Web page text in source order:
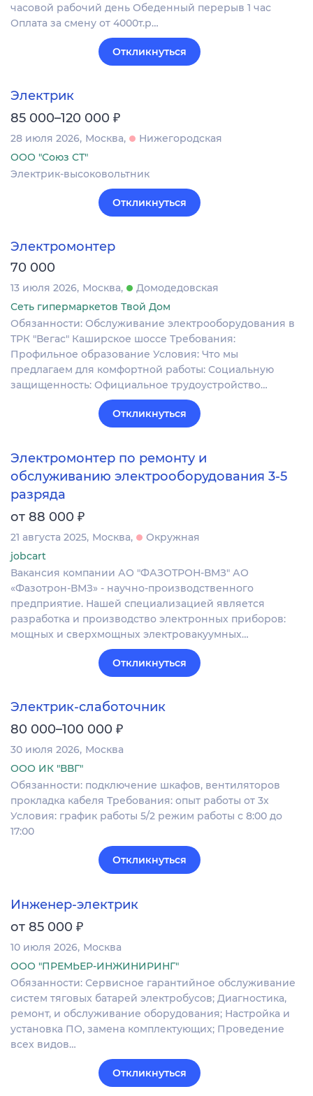
часовой рабочий день Обеденный перерыв 1 час
Оплата за смену от 4000т.р…
Откликнуться
Электрик
85 000–120 000 ₽
28 июля 2026 Москва
Нижегородская
ООО "Союз СТ"
Электрик-высоковольтник
Откликнуться
Электромонтер
70 000
13 июля 2026 Москва
Домодедовская
Сеть гипермаркетов Твой Дом
Обязанности: Обслуживание электрооборудования в
ТРК "Вегас" Каширское шоссе Требования:
Профильное образование Условия: Что мы
предлагаем для комфортной работы: Социальную
защищенность: Официальное трудоустройство…
Откликнуться
Электромонтер по ремонту и
обслуживанию электрооборудования 3-5
разряда
от 88 000 ₽
21 августа 2025 Москва
Окружная
jobcart
Вакансия компании АО "ФАЗОТРОН-ВМЗ" АО
«Фазотрон-ВМЗ» - научно-производственного
предприятие. Нашей специализацией является
разработка и производство электронных приборов:
мощных и сверхмощных электровакуумных…
Откликнуться
Электрик-слаботочник
80 000–100 000 ₽
30 июля 2026 Москва
ООО ИК "ВВГ"
Обязанности: подключение шкафов, вентиляторов
прокладка кабеля Требования: опыт работы от 3х
Условия: график работы 5/2 режим работы с 8:00 до
17:00
Откликнуться
Инженер-электрик
от 85 000 ₽
10 июля 2026 Москва
ООО "ПРЕМЬЕР-ИНЖИНИРИНГ"
Обязанности: Сервисное гарантийное обслуживание
систем тяговых батарей электробусов; Диагностика,
ремонт, и обслуживание оборудования; Настройка и
установка ПО, замена комплектующих; Проведение
всех видов…
Откликнуться